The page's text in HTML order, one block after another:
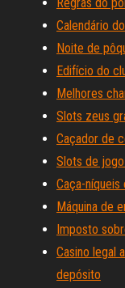
Calendário
Noite de
Edifício do
Melhores
Slots zeus
Caçador de
Slots de
Caça-
Máquina de
Imposto
Casino legal
depósito